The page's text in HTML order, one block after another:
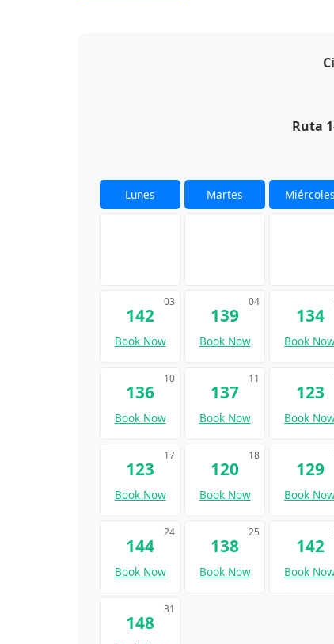
Ruta
Lunes Martes Miércoles
142
03
Book Now
139
04
Book Now
134
Book
136
10
Book Now
137
11
Book Now
123
Book
123
17
Book Now
120
18
Book Now
129
Book
144
24
Book Now
138
25
Book Now
142
Book
148
31